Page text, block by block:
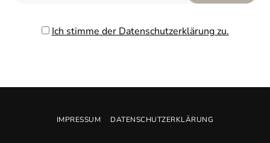
Ich stimme der Datenschutzerklärung zu.
IMPRESSUM DATENSCHUTZERKLÄRUNG